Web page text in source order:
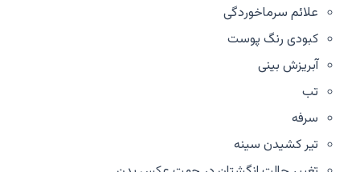
علائم سرماخوردگی
کبودی رنگ پوست
آبریزش بینی
تب
سرفه
تیر کشیدن سینه